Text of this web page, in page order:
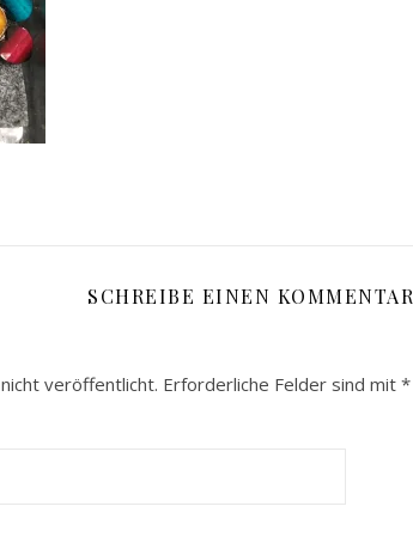
SCHREIBE EINEN KOMMENTAR
veröffentlicht. Erforderliche Felder sind mit *